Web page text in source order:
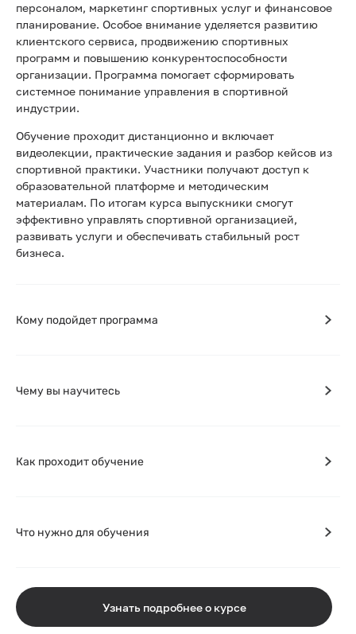
персоналом, маркетинг спортивных услуг и финансовое
планирование. Особое внимание уделяется развитию
клиентского сервиса, продвижению спортивных
программ и повышению конкурентоспособности
организации. Программа помогает сформировать
системное понимание управления в спортивной
индустрии.
Обучение проходит дистанционно и включает
видеолекции, практические задания и разбор кейсов из
спортивной практики. Участники получают доступ к
образовательной платформе и методическим
материалам. По итогам курса выпускники смогут
эффективно управлять спортивной организацией,
развивать услуги и обеспечивать стабильный рост
бизнеса.
Кому подойдет программа
Чему вы научитесь
Как проходит обучение
Что нужно для обучения
Узнать подробнее о курсе